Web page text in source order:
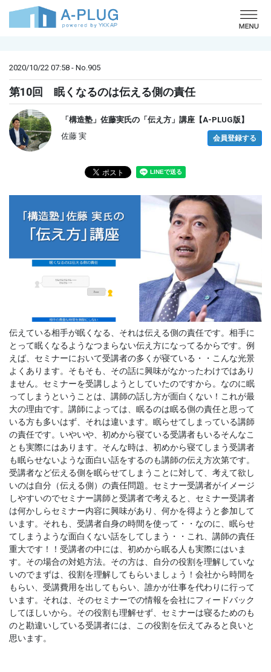
2020/10/22 07:58 - No.905
第10回 眠くなるのは伝える側の責任
「構造塾」佐藤実氏の「伝え方」講座【A-PLUG版】
佐藤 実
会員登録する
伝えている相手が眠くなる、それは伝える側の責任です。相手に
とって眠くなるようなつまらない伝え方になってるからです。例
えば、セミナーにおいて受講者の多くが寝ている・・こんな光景
よくあります。そもそも、その話に興味がなかったわけではあり
ません。セミナーを受講しようとしていたのですから。なのに眠
ってしまうということは、講師の話し方が面白くない！これが最
大の理由です。講師によっては、眠るのは眠る側の責任と思って
いる方も多いはず、それは違います。眠らせてしまっている講師
の責任です。いやいや、初めから寝ている受講者もいるそんなこ
とも実際にはあります。そんな時は、初めから寝てしまう受講者
も眠らせないような面白い話をするのも講師の伝え方次第です。
受講者など伝える側を眠らせてしまうことに対して、考えて欲し
いのは自分（伝える側）の責任問題。セミナー受講者がイメージ
しやすいのでセミナー講師と受講者で考えると、セミナー受講者
は何かしらセミナー内容に興味があり、何かを得ようと参加して
います。それも、受講者自身の時間を使って・・なのに、眠らせ
てしまうような面白くない話をしてしまう・・これ、講師の責任
重大です！！受講者の中には、初めから眠る人も実際にはいま
す。その場合の対処方法。その方は、自分の役割を理解していな
いのでまずは、役割を理解してもらいましょう！会社から時間を
もらい、受講費用を出してもらい、誰かが仕事を代わりに行って
います。それは、そのセミナーでの情報を会社にフィードバック
してほしいから。その役割も理解せず、セミナーは寝るためのも
のと勘違いしている受講者には、この役割を伝えてみると良いと
思います。